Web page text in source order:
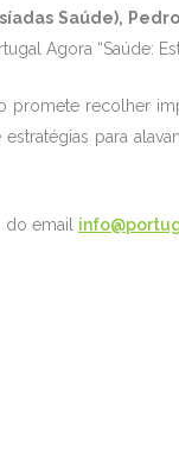
Saúde),
Agora “Saúde:
promete recolher
para
do email